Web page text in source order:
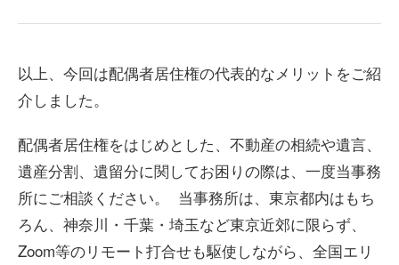
以上、今回は配偶者居住権の代表的なメリットをご紹
介しました。
配偶者居住権をはじめとした、不動産の相続や遺言、
遺産分割、遺留分に関してお困りの際は、一度当事務
所にご相談ください。 当事務所は、東京都内はもち
ろん、神奈川・千葉・埼玉など東京近郊に限らず、
Zoom等のリモート打合せも駆使しながら、全国エリ